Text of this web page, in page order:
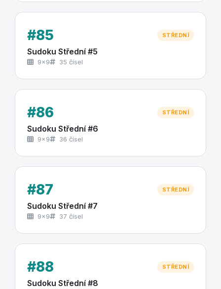
#85 STŘEDNÍ
Sudoku Střední #5
9×9 35 čísel
#86 STŘEDNÍ
Sudoku Střední #6
9×9 36 čísel
#87 STŘEDNÍ
Sudoku Střední #7
9×9 37 čísel
#88 STŘEDNÍ
Sudoku Střední #8